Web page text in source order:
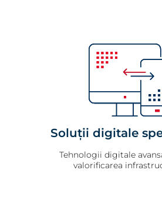
Soluții digitale
Tehnologii digitale
valorificarea